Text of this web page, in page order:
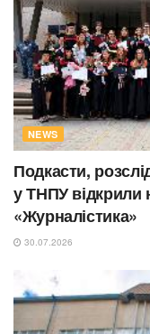
NEWS
Подкасти,
у ТНПУ відкрили
«Журналістика»
30.07.2026